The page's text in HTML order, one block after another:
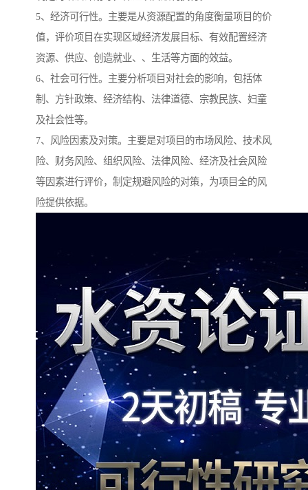
5、经济可行性。主要是从资源配置的角度衡量项目的价
值，评价项目在实现区域经济发展目标、有效配置经济
资源、供应、创造就业、、生活等方面的效益。
6、社会可行性。主要分析项目对社会的影响，包括体
制、方针政策、经济结构、法律道德、宗教民族、妇童
及社会性等。
7、风险因素及对策。主要是对项目的市场风险、技术风
险、财务风险、组织风险、法律风险、经济及社会风险
等因素进行评价，制定规避风险的对策，为项目全的风
险提供依据。